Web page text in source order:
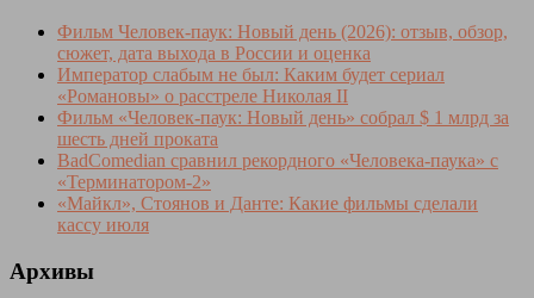
Фильм Человек-паук: Новый день (2026): отзыв, обзор,
сюжет, дата выхода в России и оценка
Император слабым не был: Каким будет сериал
«Романовы» о расстреле Николая II
Фильм «Человек-паук: Новый день» собрал $ 1 млрд за
шесть дней проката
BadComedian сравнил рекордного «Человека-паука» с
«Терминатором-2»
«Майкл», Стоянов и Данте: Какие фильмы сделали
кассу июля
Архивы